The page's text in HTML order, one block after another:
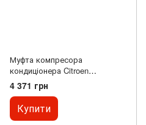
Муфта компресора
кондиціонера Citroen
Jumper/Peugeot Boxer 06-
4 371 грн
Купити